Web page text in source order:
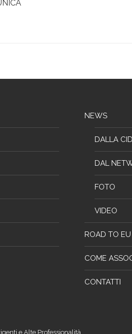
NEWS
DALLA
DAL
FOTO
VIDEO
ROAD TO
COME
CONTATTI
e Alte Professionalità.